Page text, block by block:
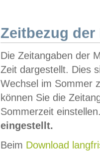
Zeitbezug der
Die Zeitangaben der
Zeit dargestellt. Dies
Wechsel im Sommer
können Sie die
Sommerzeit
eingestellt.
Beim Download